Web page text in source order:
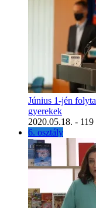
Június 1-jén
gyerekek
2020.05.18. -
6. osztály